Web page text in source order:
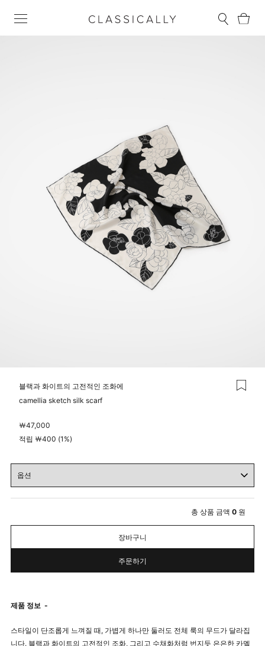
블랙과 화이트의 고전적인 조화에
camellia sketch silk scarf
￦47,000
적립 ￦400 (1%)
총 상품 금액 0 원
장바구니
주문하기
제품 정보 -
스타일이 단조롭게 느껴질 때, 가볍게 하나만 둘러도 전체 룩의 무드가 달라집
니다. 블랙과 화이트의 고전적인 조화, 그리고 수채화처럼 번지듯 은은한 카멜